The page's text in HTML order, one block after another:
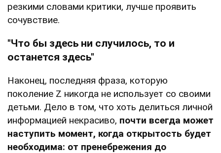
резкими словами критики, лучше проявить
сочувствие.
"Что бы здесь ни случилось, то и
останется здесь"
Наконец, последняя фраза, которую
поколение Z никогда не использует со своими
детьми. Дело в том, что хоть делиться личной
информацией некрасиво, почти всегда может
наступить момент, когда открытость будет
необходима: от пренебрежения до